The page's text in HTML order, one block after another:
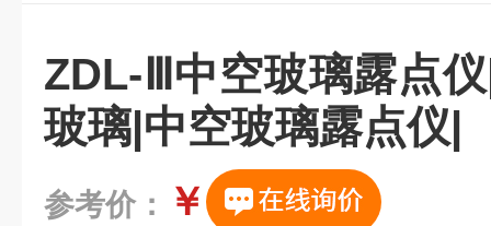
ZDL-Ⅲ中空玻璃露点
玻璃|中空玻璃露点仪|
参考价： ￥